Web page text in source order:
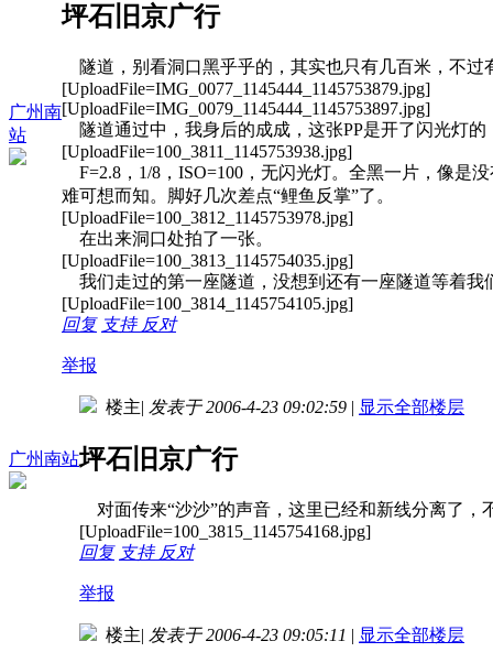
广州南
站
坪石旧京广行
隧道，别看洞口黑乎乎的，其实也只有几百米，不过
[UploadFile=IMG_0077_1145444_1145753879.jpg]
[UploadFile=IMG_0079_1145444_1145753897.jpg]
隧道通过中，我身后的成成，这张PP是开了闪光灯的
[UploadFile=100_3811_1145753938.jpg]
F=2.8，1/8，ISO=100，无闪光灯。全黑一片，像是
难可想而知。脚好几次差点“鲤鱼反掌”了。
[UploadFile=100_3812_1145753978.jpg]
在出来洞口处拍了一张。
[UploadFile=100_3813_1145754035.jpg]
我们走过的第一座隧道，没想到还有一座隧道等着我
[UploadFile=100_3814_1145754105.jpg]
回复 支持 反对
举报
广州南站
楼主| 发表于 2006-4-23 09:02:59 | 显示全部楼层
坪石旧京广行
对面传来“沙沙”的声音，这里已经和新线分离了，
[UploadFile=100_3815_1145754168.jpg]
回复 支持 反对
举报
楼主| 发表于 2006-4-23 09:05:11 | 显示全部楼层